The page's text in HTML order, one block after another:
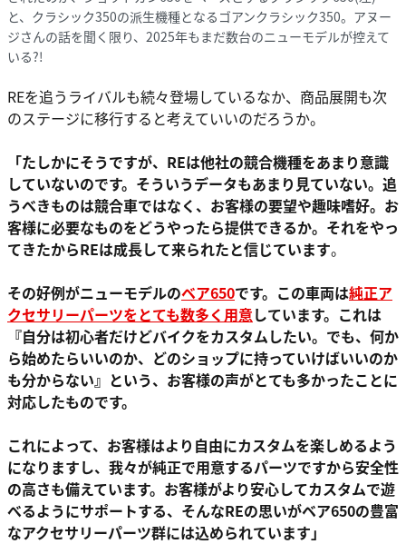
と、クラシック350の派生機種となるゴアンクラシック350。アヌー
ジさんの話を聞く限り、2025年もまだ数台のニューモデルが控えて
いる?!
REを追うライバルも続々登場しているなか、商品展開も次
のステージに移行すると考えていいのだろうか。
「たしかにそうですが、REは他社の競合機種をあまり意識
していないのです。そういうデータもあまり見ていない。追
うべきものは競合車ではなく、お客様の要望や趣味嗜好。お
客様に必要なものをどうやったら提供できるか。それをやっ
てきたからREは成長して来られたと信じています。
その好例がニューモデルのベア650です。この車両は純正ア
クセサリーパーツをとても数多く用意しています。これは
『自分は初心者だけどバイクをカスタムしたい。でも、何か
ら始めたらいいのか、どのショップに持っていけばいいのか
も分からない』 という、お客様の声がとても多かったことに
対応したものです。
これによって、お客様はより自由にカスタムを楽しめるよう
になりますし、我々が純正で用意するパーツですから安全性
の高さも備えています。お客様がより安心してカスタムで遊
べるようにサポートする、そんなREの思いがベア650の豊富
なアクセサリーパーツ群には込められています」